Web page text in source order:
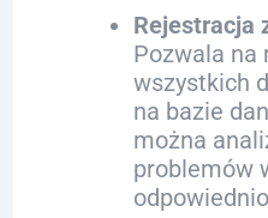
Rejestracja
Pozwala na
wszystkich
na bazie
można
problemów